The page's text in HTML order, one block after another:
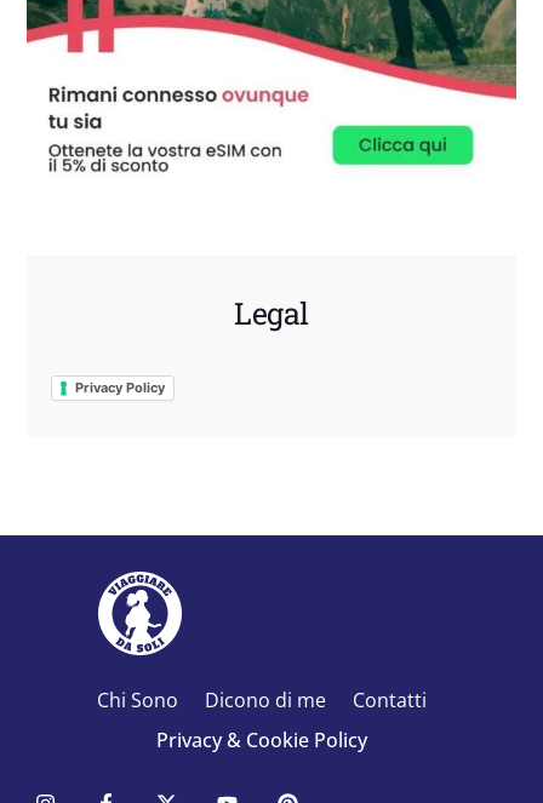
Legal
Privacy Policy
Chi Sono Dicono di me
Contatti
Privacy & Cookie Policy